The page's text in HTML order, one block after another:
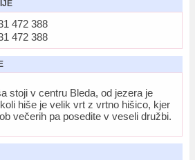
472 388
472 388
stoji v centru Bleda, od jezera je
hiše je velik vrt z vrtno hišico, kjer
večerih pa posedite v veseli družbi.